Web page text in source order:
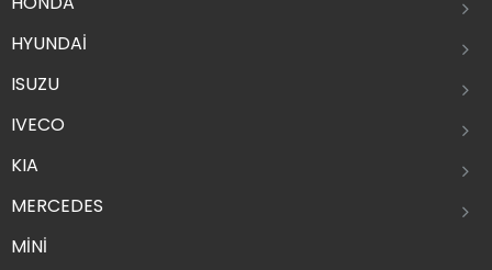
HYUNDAİ
ISUZU
IVECO
KIA
MERCEDES
MİNİ